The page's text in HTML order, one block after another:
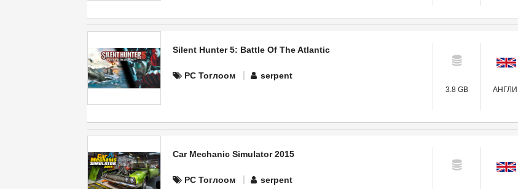
Silent Hunter 5: Battle Of The Atlantic
PC Тоглоом serpent
3.8 GB АНГЛИ
Car Mechanic Simulator 2015
PC Тоглоом serpent